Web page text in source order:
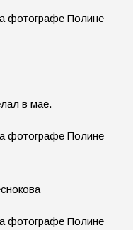
в мае.